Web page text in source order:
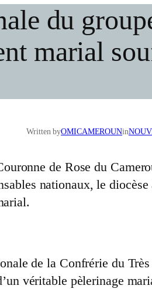
du
marial
Written byOMICAMEROUNin
de Rose du
nationaux, le
de la Confrérie du
véritable pèlerinage